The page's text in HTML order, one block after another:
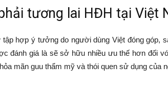
tương lai HĐH tại Việt
hợp ý tưởng do người dùng Việt đóng góp,
đánh giá là sẽ sở hữu nhiều ưu thế hơn đối
mãn guu thẩm mỹ và thói quen sử dụng của